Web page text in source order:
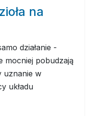
na
działanie -
mocniej pobudzają
uznanie w
układu